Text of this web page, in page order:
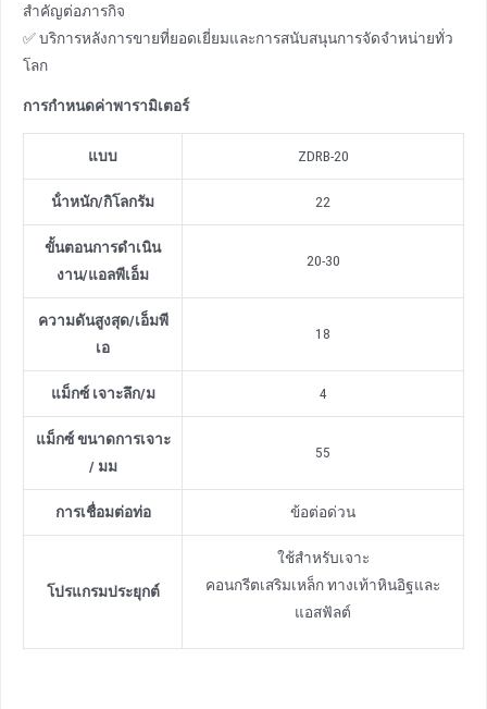
สําคัญต่อภารกิจ
✅ บริการหลังการขายที่ยอดเยี่ยมและการสนับสนุนการจัดจําหน่ายทั่ว
โลก
การกําหนดค่าพารามิเตอร์
แบบ ZDRB-20
น้ําหนัก/กิโลกรัม 22
ขั้นตอนการดําเนิน
งาน/แอลพีเอ็ม
20-30
ความดันสูงสุด/เอ็มพี
เอ
18
แม็กซ์ เจาะลึก/ม 4
แม็กซ์ ขนาดการเจาะ
/ มม
55
การเชื่อมต่อท่อ ข้อต่อด่วน
โปรแกรมประยุกต์
ใช้สําหรับเจาะ
คอนกรีตเสริมเหล็ก ทางเท้าหินอิฐและ
แอสฟัลต์